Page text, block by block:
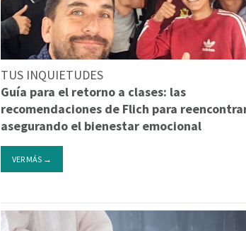
TUS INQUIETUDES
Guía para el retorno a clases: las
recomendaciones de Flich para
asegurando el bienestar emocional
VER MÁS →